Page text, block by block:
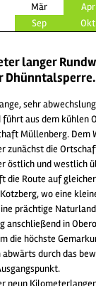
Mär Apr
Sep Okt
langer
Dhünntalsperre.
sehr
aus dem kühlen
Müllenberg. Dem
zunächst die
östlich und westlich
die Route auf
wo eine
prächtige
anschließend in
die höchste
abwärts durch das
neun